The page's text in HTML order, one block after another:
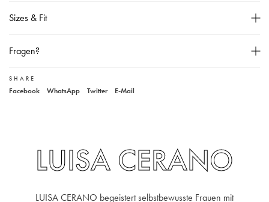
Unser Model ist 178 cm groß und trägt Größe 36,
Material: 100% Viskose,
30° Wäsche,
Sizes & Fit
Größentabelle
Fragen?
Unser Kundenservice
SHARE
Facebook WhatsApp Twitter E-Mail
LUISA CERANO
LUISA CERANO begeistert selbstbewusste Frauen mit